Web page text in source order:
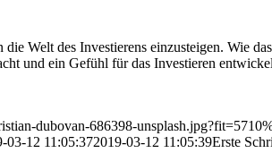
Welt des Investierens einzusteigen. Wie
und ein Gefühl für das Investieren
dubovan-686398-
03-12 11:05:372019-03-12 11:05:39Erste